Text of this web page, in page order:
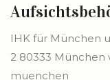
IHK für München
2 80333 München
muenchen